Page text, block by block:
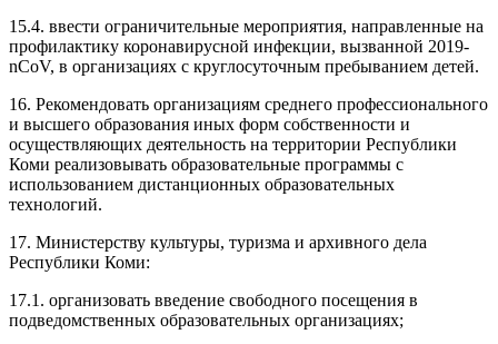
15.4. ввести ограничительные мероприятия, направленные на
профилактику коронавирусной инфекции, вызванной 2019-
nCoV, в организациях с круглосуточным пребыванием детей.
16. Рекомендовать организациям среднего профессионального
и высшего образования иных форм собственности и
осуществляющих деятельность на территории Республики
Коми реализовывать образовательные программы с
использованием дистанционных образовательных
технологий.
17. Министерству культуры, туризма и архивного дела
Республики Коми:
17.1. организовать введение свободного посещения в
подведомственных образовательных организациях;